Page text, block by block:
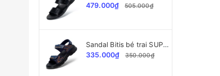
479.000₫
505.000₫
Sandal Bitis bé trai SUPERSTAR Collection BPB000500
335.000₫
350.000₫